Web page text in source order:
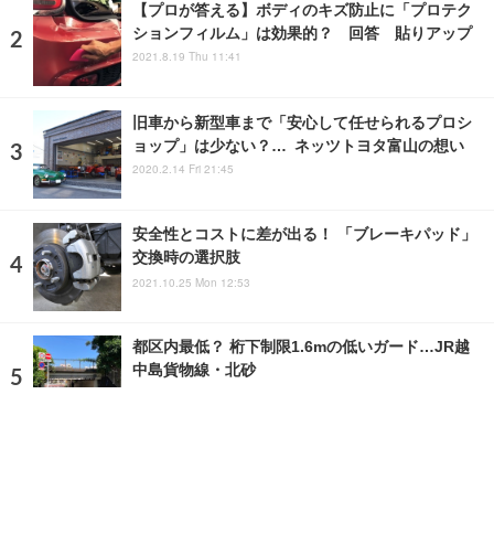
【プロが答える】ボディのキズ防止に「プロテク
ションフィルム」は効果的？ 回答 貼りアップ
2021.8.19 Thu 11:41
旧車から新型車まで「安心して任せられるプロシ
ョップ」は少ない？… ネッツトヨタ富山の想い
2020.2.14 Fri 21:45
安全性とコストに差が出る！ 「ブレーキパッド」
交換時の選択肢
2021.10.25 Mon 12:53
都区内最低？ 桁下制限1.6mの低いガード…JR越
中島貨物線・北砂